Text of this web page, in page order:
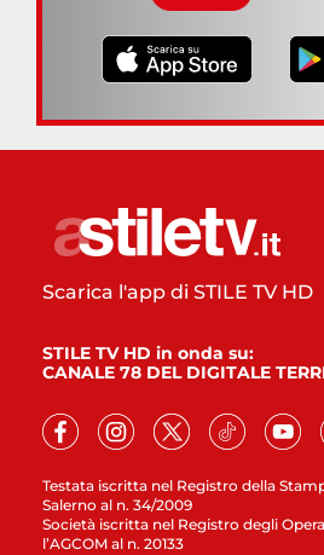
Testata iscritta nel Registro della
Salerno al n. 34/2009
Società iscritta nel Registro degli
l’AGCOM al n. 20133
Scarica l'app di STILE TV HD
STILE TV HD in onda su:
CANALE 78 DEL DIGITALE